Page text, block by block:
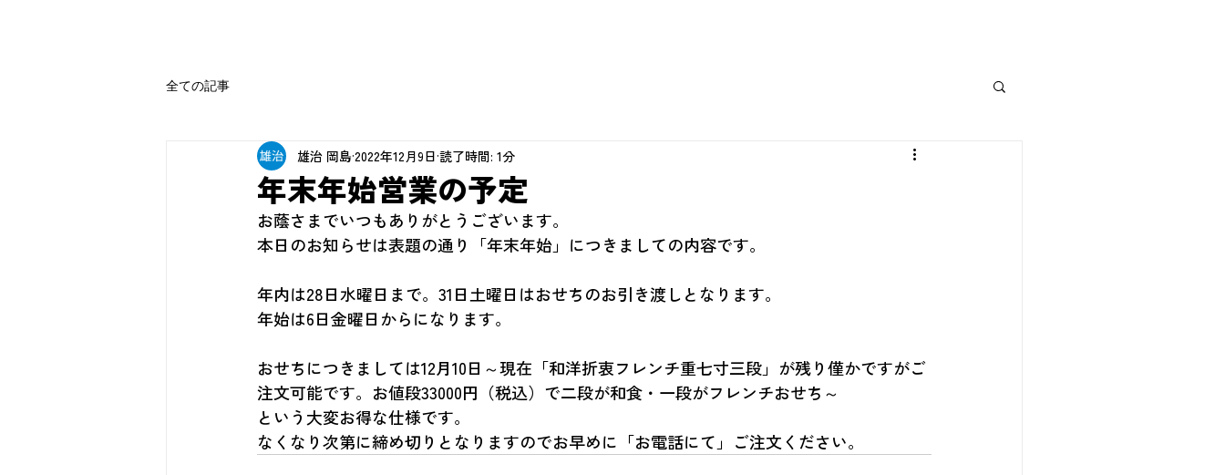
全ての記事
年末年始営業の予定
雄治 岡島 2022年12月9日 読了時間: 1分
お蔭さまでいつもありがとうございます。
本日のお知らせは表題の通り「年末年始」につきましての内容です。
年内は28日水曜日まで。31日土曜日はおせちのお引き渡しとなります。
年始は6日金曜日からになります。
おせちにつきましては12月10日～現在「和洋折衷フレンチ重七寸三段」が残り僅かですがご
注文可能です。お値段33000円（税込）で二段が和食・一段がフレンチおせち～
という大変お得な仕様です。
なくなり次第に締め切りとなりますのでお早めに「お電話にて」ご注文ください。